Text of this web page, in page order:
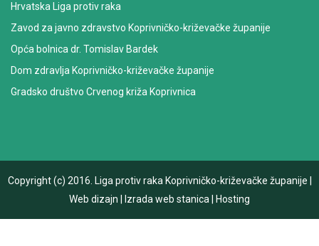
Hrvatska Liga protiv raka
Zavod za javno zdravstvo Koprivničko-križevačke županije
Opća bolnica dr. Tomislav Bardek
Dom zdravlja Koprivničko-križevačke županije
Gradsko društvo Crvenog križa Koprivnica
Copyright (c) 2016. Liga protiv raka Koprivničko-križevačke županije
Web dizajn
Izrada web stanica Hosting